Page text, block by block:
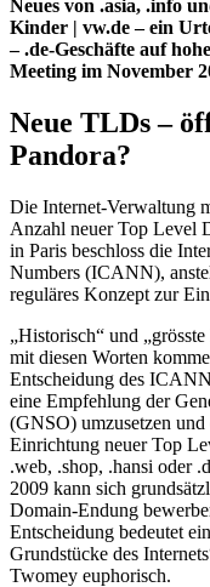
Neues von .asia, .info
Kinder | vw.de – ein
– .de-Geschäfte auf
Meeting im November
Neue TLDs –
Pandora?
Die Internet-Verwaltung
Anzahl neuer Top Level
in Paris beschloss die
Numbers (ICANN),
reguläres Konzept zur
„Historisch“ und
mit diesen Worten
Entscheidung des
eine Empfehlung der
(GNSO) umzusetzen und
Einrichtung neuer Top
.web, .shop, .hansi oder
2009 kann sich
Domain-Endung
Entscheidung bedeutet
Grundstücke des
Twomey euphorisch.